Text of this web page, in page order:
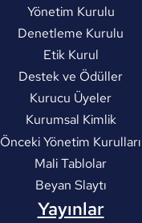
Yönetim Kurulu
Denetleme Kurulu
Etik Kurul
Destek ve Ödüller
Kurucu Üyeler
Kurumsal Kimlik
Önceki Yönetim Kurulları
Mali Tablolar
Beyan Slaytı
Yayınlar